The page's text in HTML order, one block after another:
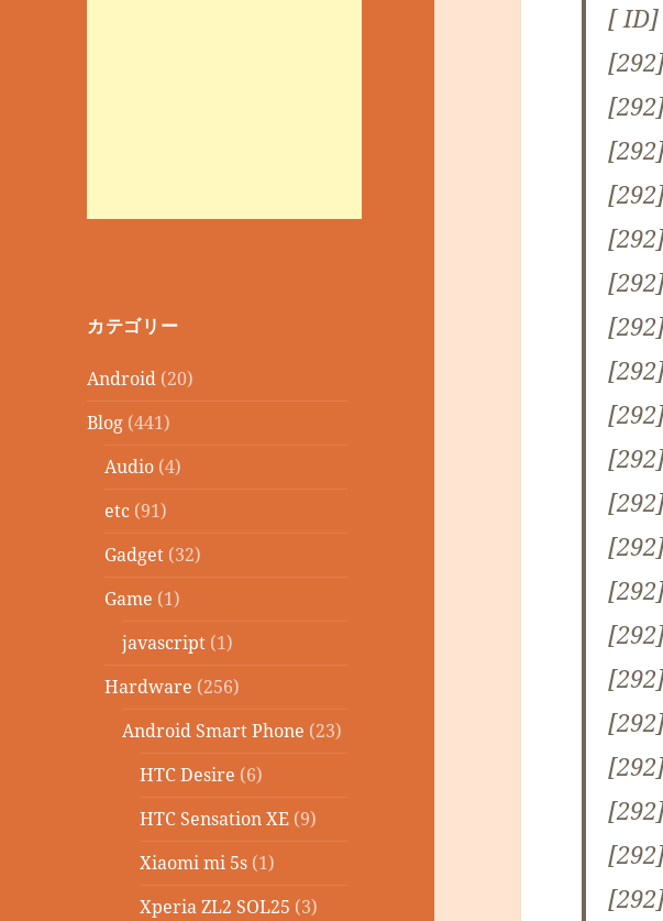
カテゴリー
Android (20)
Blog (441)
Audio (4)
etc (91)
Gadget (32)
Game (1)
javascript (1)
Hardware (256)
Android Smart Phone (23)
HTC Desire (6)
HTC Sensation XE (9)
Xiaomi mi 5s (1)
Xperia ZL2 SOL25 (3)
[